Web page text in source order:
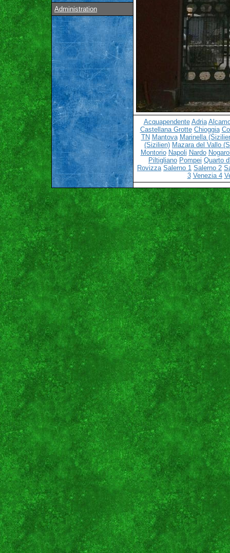
Administration
Acquapendente Adria
Castellana Grotte Chioggia
TN Mantova Marinella
(Sizilien) Mazara del Vallo
Montorio Napoli Nardo
Piltigliano Pompei Quarto
Rovizza Salerno 1 Salerno 2
3 Venezia 4